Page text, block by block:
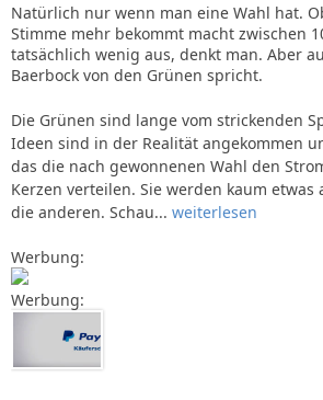
Natürlich nur wenn man eine Wahl hat.
Stimme mehr bekommt macht zwischen
tatsächlich wenig aus, denkt man. Aber
Baerbock von den Grünen spricht.
Die Grünen sind lange vom strickenden
Ideen sind in der Realität angekommen
das die nach gewonnenen Wahl den
Kerzen verteilen. Sie werden kaum etwas
die anderen. Schau... weiterlesen
Werbung:
Werbung: